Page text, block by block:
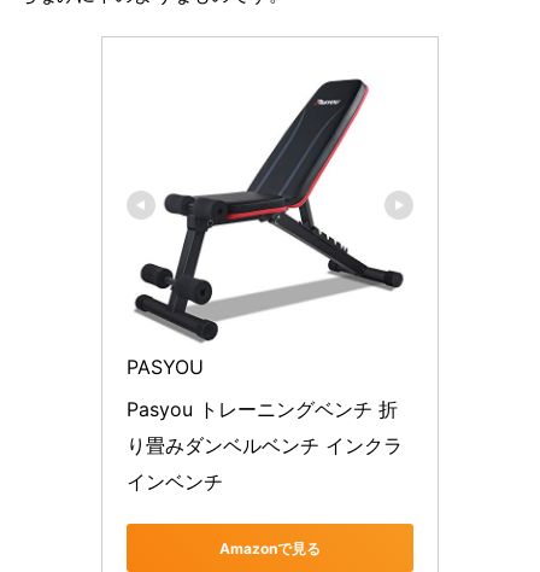
PASYOU
Pasyou トレーニングベンチ 折
り畳みダンベルベンチ インクラ
Amazonで見る